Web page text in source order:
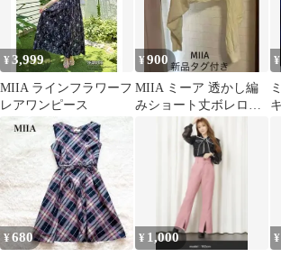
¥3,999
MIIA ラインフラワーフ
レアワンピース
¥900
MIIA ミーア 透かし編
みショート丈ボレロ／
カーディガン 新品タグ
¥
¥680 ¥ 1,000 ¥